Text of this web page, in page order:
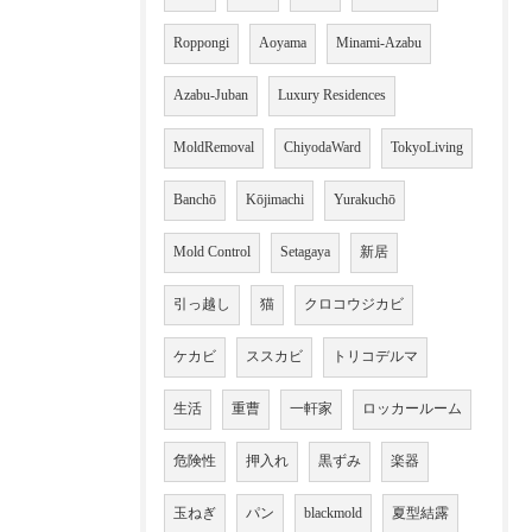
Roppongi Aoyama Minami-Azabu
Azabu-Juban Luxury Residences
MoldRemoval ChiyodaWard TokyoLiving
Banchō Kōjimachi Yurakuchō
Mold Control Setagaya 新居
引っ越し 猫 クロコウジカビ
ケカビ ススカビ トリコデルマ
生活 重曹 一軒家 ロッカールーム
危険性 押入れ 黒ずみ 楽器
玉ねぎ パン blackmold 夏型結露